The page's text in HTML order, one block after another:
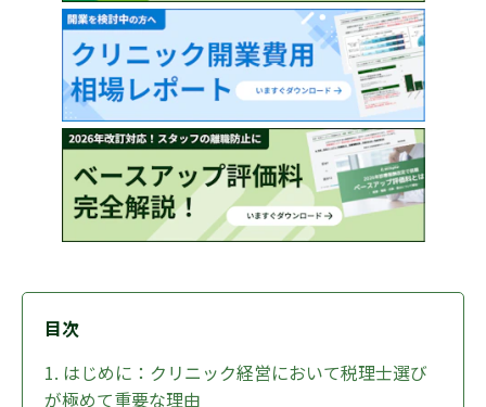
目次
1. はじめに：クリニック経営において税理士選び
が極めて重要な理由